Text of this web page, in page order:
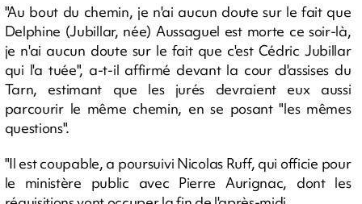
"Au bout du chemin, je n'ai aucun doute sur le fait que
Delphine (Jubillar, née) Aussaguel est morte ce soir-là,
je n'ai aucun doute sur le fait que c'est Cédric Jubillar
qui l'a tuée", a-t-il affirmé devant la cour d'assises du
Tarn, estimant que les jurés devraient eux aussi
parcourir le même chemin, en se posant "les mêmes
questions".
"Il est coupable, a poursuivi Nicolas Ruff, qui officie pour
le ministère public avec Pierre Aurignac, dont les